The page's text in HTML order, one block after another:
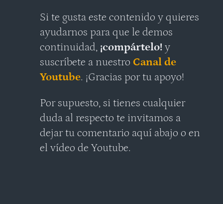
Si te gusta este contenido y quieres
ayudarnos para que le demos
continuidad, ¡compártelo!y
suscríbete a nuestro Canal de
Youtube. ¡Gracias por tu apoyo!
Por supuesto, si tienes cualquier
duda al respecto te invitamos a
dejar tu comentario aquí abajo o en
el vídeo de Youtube.